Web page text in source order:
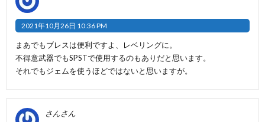
2021年10月26日 10:36 PM
まあでもブレスは便利ですよ、レベリングに。
不得意武器でもSPSTで使用するのもありだと思います。
それでもジェムを使うほどではないと思いますが。
さんさん